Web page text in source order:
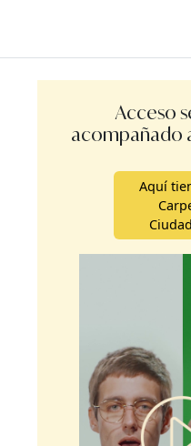
Acceso
acompañado
Aquí